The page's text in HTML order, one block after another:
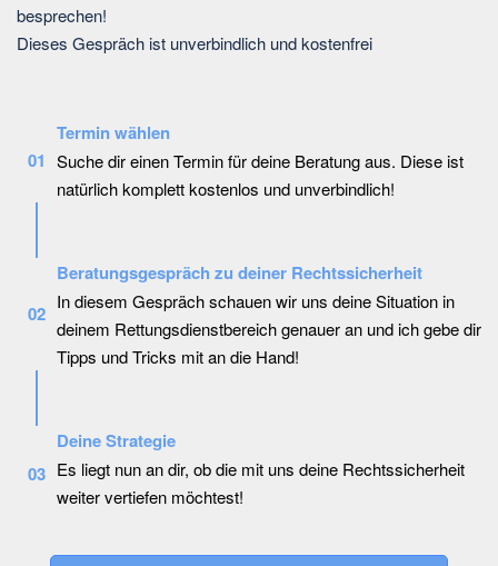
Lass uns dies gemeinsam in einem Gespräch näher
besprechen!
01
Termin wählen
Suche dir einen Termin für deine Beratung aus. Diese ist
Beratungsgespräch zu deiner Rechtssicherheit
In diesem Gespräch schauen wir uns deine Situation in
deinem Rettungsdienstbereich genauer an und ich gebe dir
Deine Strategie
Es liegt nun an dir, ob die mit uns deine Rechtssicherheit